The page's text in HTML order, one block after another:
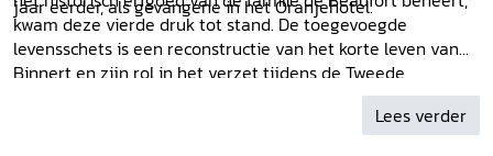
jaar eerder, als gevangene in het Oranjehotel.
kwam deze vierde druk tot stand. De toegevoegde
levensschets is een reconstructie van het korte leven van
Binnert en zijn rol in het verzet tijdens de Tweede
Lees verder